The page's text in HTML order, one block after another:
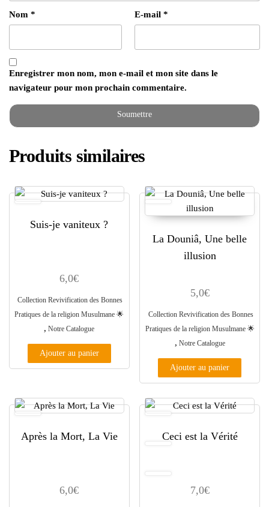
Nom * E-mail *
Enregistrer mon nom, mon e-mail et mon site dans le
navigateur pour mon prochain commentaire.
Produits similaires
Suis-je vaniteux ?
6,0€
Collection Revivification des Bonnes
Pratiques de la religion Musulmane ​🌟​
, Notre Catalogue
Ajouter au panier
La Douniâ, Une belle
illusion
5,0€
Collection Revivification des Bonnes
Pratiques de la religion Musulmane ​🌟​
, Notre Catalogue
Ajouter au panier
Après la Mort, La Vie
6,0€
Ceci est la Vérité
7,0€